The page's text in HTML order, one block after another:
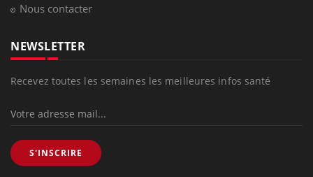
Nous contacter
NEWSLETTER
Recevez toutes les semaines les meilleures infos santé
S'INSCRIRE